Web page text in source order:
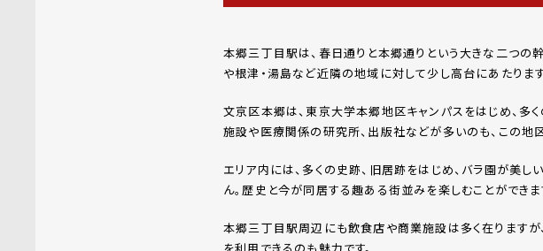
本郷三丁目駅は、春日通りと本郷通りという大きな二つの
や根津・湯島など近隣の地域に対して少し高台にあたります
文京区本郷は、東京大学本郷地区キャンパスをはじめ、多
施設や医療関係の研究所、出版社などが多いのも、この地
エリア内には、多くの史跡、旧居跡をはじめ、バラ園が美
ん。歴史と今が同居する趣ある街並みを楽しむことができま
本郷三丁目駅周辺にも飲食店や商業施設は多く在ります